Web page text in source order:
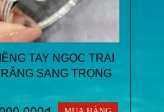
TAY NGỌC TRAI
SANG TRỌNG